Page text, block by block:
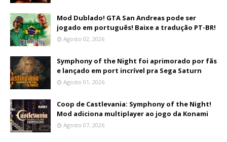
Mod Dublado! GTA San Andreas pode ser
jogado em português! Baixe a tradução PT-BR!
Agosto 02, 2026
Symphony of the Night foi aprimorado por fãs
e lançado em port incrível pra Sega Saturn
Agosto 01, 2026
Coop de Castlevania: Symphony of the Night!
Mod adiciona multiplayer ao jogo da Konami
Agosto 07, 2026